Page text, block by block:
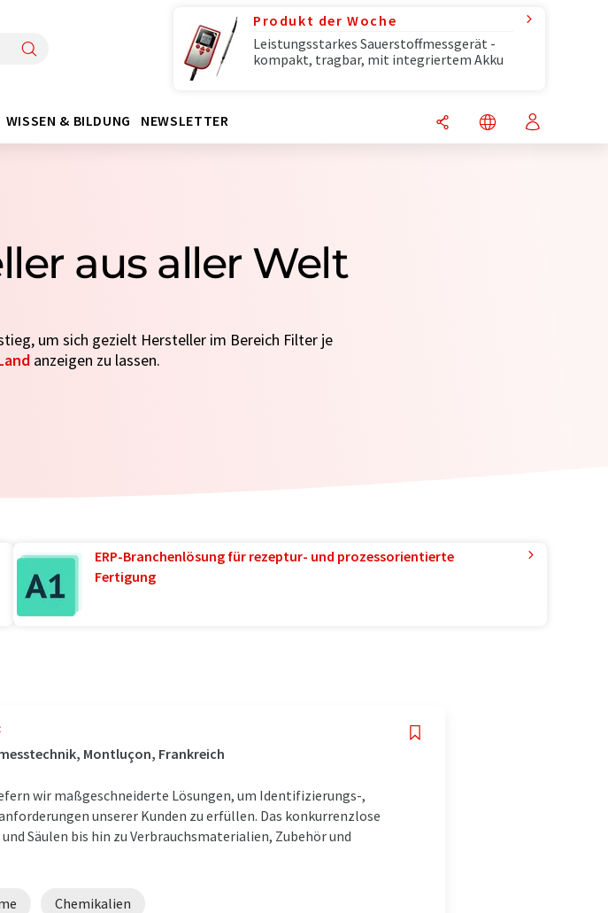
Produkt der Woche
Leistungsstarkes Sauerstoffmessgerät -
kompakt, tragbar, mit integriertem Akku
WISSEN & BILDUNG NEWSLETTER
aus aller Welt
um sich gezielt Hersteller im Bereich Filter je
anzeigen zu lassen.
ERP-Branchenlösung für rezeptur- und prozessorientierte
Fertigung
Montluçon, Frankreich
wir maßgeschneiderte Lösungen, um Identifizierungs-,
unserer Kunden zu erfüllen. Das konkurrenzlose
Säulen bis hin zu Verbrauchsmaterialien, Zubehör und
Chemikalien